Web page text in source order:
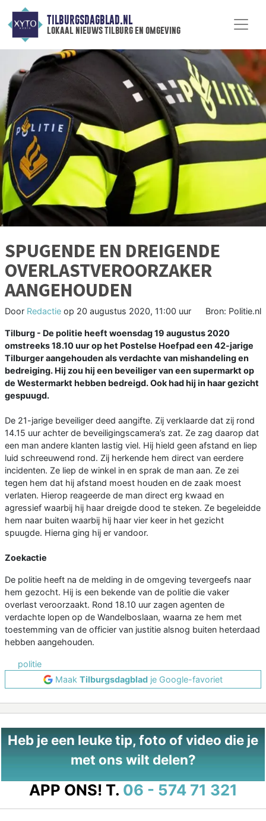
TILBURGSDAGBLAD.NL
lokaal nieuws tilburg en omgeving
SPUGENDE EN DREIGENDE
OVERLASTVEROORZAKER
AANGEHOUDEN
Door Redactie op 20 augustus 2020, 11:00 uur Bron: Politie.nl
Tilburg - De politie heeft woensdag 19 augustus 2020
omstreeks 18.10 uur op het Postelse Hoefpad een 42-jarige
Tilburger aangehouden als verdachte van mishandeling en
bedreiging. Hij zou hij een beveiliger van een supermarkt op
de Westermarkt hebben bedreigd. Ook had hij in haar gezicht
gespuugd.
De 21-jarige beveiliger deed aangifte. Zij verklaarde dat zij rond
14.15 uur achter de beveiligingscamera’s zat. Ze zag daarop dat
een man andere klanten lastig viel. Hij hield geen afstand en liep
luid schreeuwend rond. Zij herkende hem direct van eerdere
incidenten. Ze liep de winkel in en sprak de man aan. Ze zei
tegen hem dat hij afstand moest houden en de zaak moest
verlaten. Hierop reageerde de man direct erg kwaad en
agressief waarbij hij haar dreigde dood te steken. Ze begeleidde
hem naar buiten waarbij hij haar vier keer in het gezicht
spuugde. Hierna ging hij er vandoor.
Zoekactie
De politie heeft na de melding in de omgeving tevergeefs naar
hem gezocht. Hij is een bekende van de politie die vaker
overlast veroorzaakt. Rond 18.10 uur zagen agenten de
verdachte lopen op de Wandelboslaan, waarna ze hem met
toestemming van de officier van justitie alsnog buiten heterdaad
hebben aangehouden.
politie
Maak Tilburgsdagblad je Google-favoriet
Heb je een leuke tip, foto of video die je
met ons wilt delen?
APP ONS! T. 06 - 574 71 321